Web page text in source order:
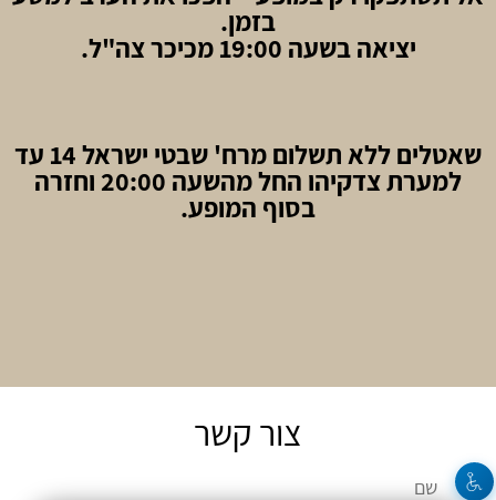
בזמן.
יציאה בשעה 19:00 מכיכר צה"ל.
שאטלים ללא תשלום מרח' שבטי ישראל 14 עד
למערת צדקיהו החל מהשעה 20:00 וחזרה
בסוף המופע.
צור קשר